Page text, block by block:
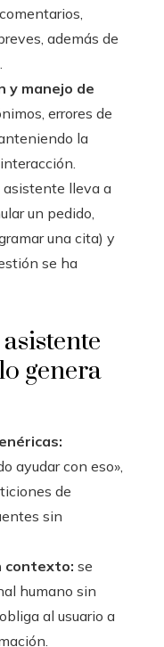
además de
y manejo de
errores de
la
asistente lleva a
un pedido,
una cita) y
se ha
genera
ayudar con eso»,
de
sin
contexto: se
humano sin
al usuario a